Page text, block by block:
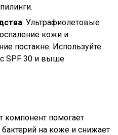
. Ультрафиолетовые
кожи и
постакне. Используйте
SPF 30 и выше
компонент помогает
на коже и снижает